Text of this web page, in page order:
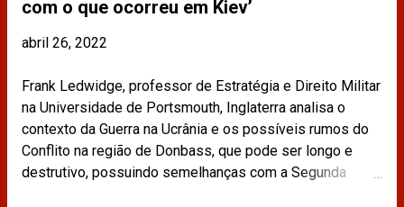
com o que ocorreu em Kiev’
abril 26, 2022
Frank Ledwidge, professor de Estratégia e Direito Militar
na Universidade de Portsmouth, Inglaterra analisa o
contexto da Guerra na Ucrânia e os possíveis rumos do
Conflito na região de Donbass, que pode ser longo e
destrutivo, possuindo semelhanças com a Segunda